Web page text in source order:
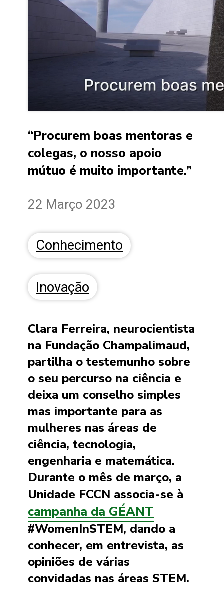
“Procurem boas mentoras e
colegas, o nosso apoio
mútuo é muito importante.”
22 Março 2023
Conhecimento
Inovação
Clara Ferreira, neurocientista
na Fundação Champalimaud,
partilha o testemunho sobre
o seu percurso na ciência e
deixa um conselho simples
mas importante para as
mulheres nas áreas de
ciência, tecnologia,
engenharia e matemática.
Durante o mês de março, a
Unidade FCCN associa-se à
campanha da GÉANT
#WomenInSTEM, dando a
conhecer, em entrevista, as
opiniões de várias
convidadas nas áreas STEM.